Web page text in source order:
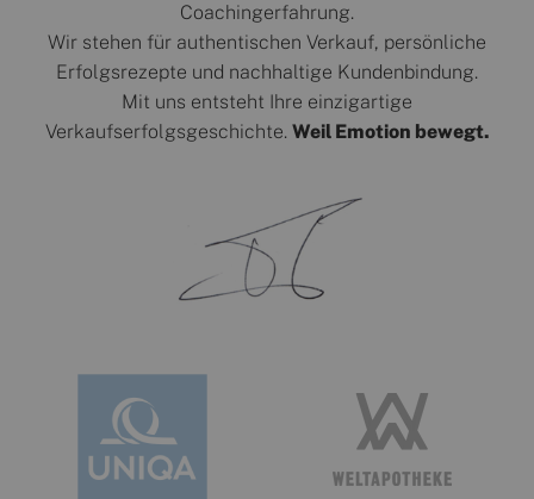
Coachingerfahrung.
Wir stehen für authentischen Verkauf, persönliche
Erfolgsrezepte und nachhaltige Kundenbindung.
Mit uns entsteht Ihre einzigartige
Verkaufserfolgsgeschichte. Weil Emotion bewegt.